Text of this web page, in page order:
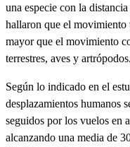
una especie con la
hallaron que el movimiento
mayor que el movimiento
terrestres, aves y artrópodos.
Según lo indicado en el
desplazamientos humanos
seguidos por los vuelos en
alcanzando una media de